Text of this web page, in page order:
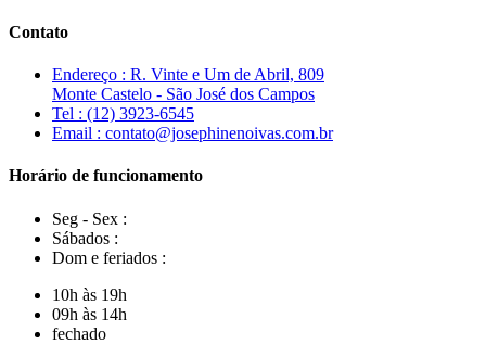
Contato
Endereço : R. Vinte e Um de Abril, 809
Monte Castelo - São José dos Campos
Tel : (12) 3923-6545
Email : contato@josephinenoivas.com.br
Horário de funcionamento
Seg - Sex :
Sábados :
Dom e feriados :
10h às 19h
09h às 14h
fechado